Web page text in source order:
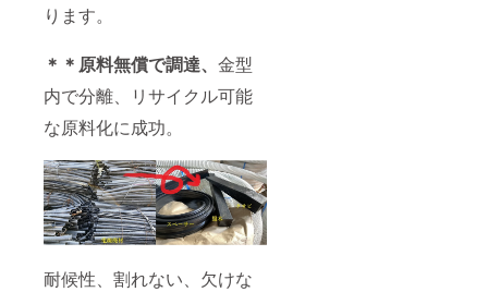
ります。
＊＊原料無償で調達、 金型
内で分離、リサイクル可能
な原料化に成功。
耐候性、割れない、欠けな